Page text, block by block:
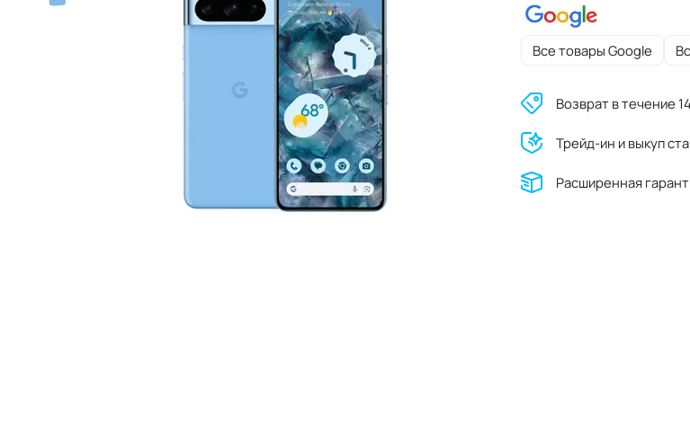
Все товары Google
Возврат в течение
Трейд-ин и выкуп
Расширенная